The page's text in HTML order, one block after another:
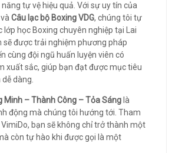
tự vệ hiệu quả. Với sự uy tín của
Câu lạc bộ Boxing VDG, chúng tôi tự
lớp học Boxing chuyên nghiệp tại Lai
sẽ được trải nghiệm phương pháp
cùng đội ngũ huấn luyện viên có
xuất sắc, giúp bạn đạt được mục tiêu
dàng.
Minh – Thành Công – Tỏa Sánglà
động mà chúng tôi hướng tới. Tham
bạn sẽ không chỉ trở thành một
còn tự hào khi được gọi là một